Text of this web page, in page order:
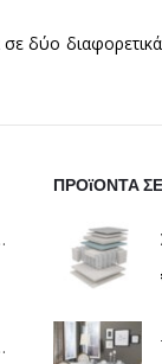
δύο
LAROCHE
GUY LAROCHE
ΠΡΟϊΟΝΤΑ